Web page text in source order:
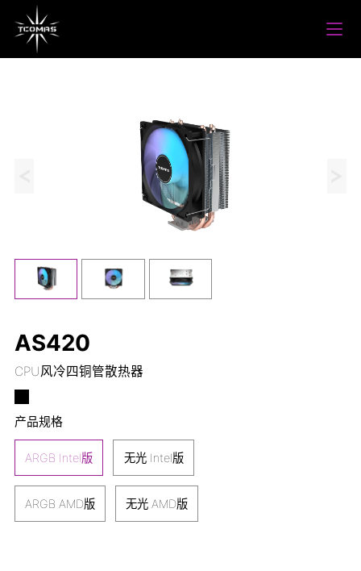
AS420
CPU风冷四铜管散热器
产品规格
ARGB Intel版 无光 Intel版
ARGB AMD版 无光 AMD版